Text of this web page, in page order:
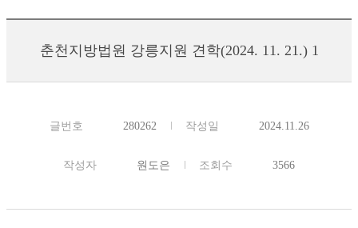
춘천지방법원 강릉지원 견학(2024. 11. 21.) 1
글번호 280262 작성일 2024.11.26
작성자 원도은 조회수 3566